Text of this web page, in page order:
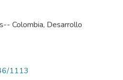
Colombia, Desarrollo
1113